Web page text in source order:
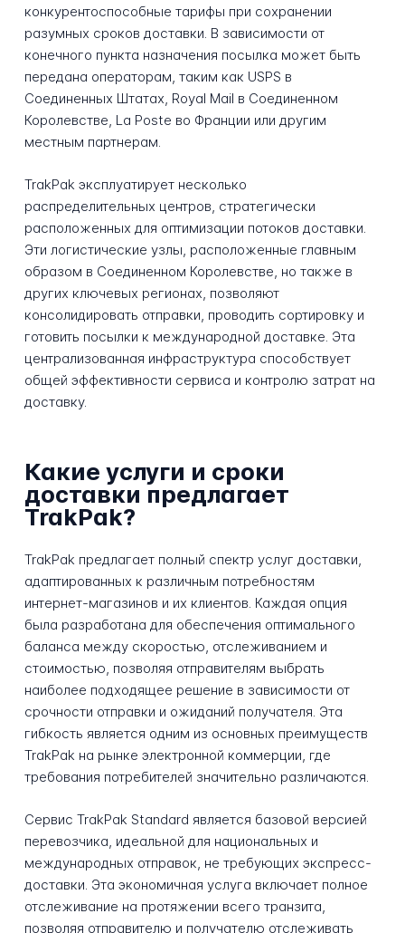
конкурентоспособные тарифы при сохранении
разумных сроков доставки. В зависимости от
конечного пункта назначения посылка может быть
передана операторам, таким как USPS в
Соединенных Штатах, Royal Mail в Соединенном
Королевстве, La Poste во Франции или другим
местным партнерам.
TrakPak эксплуатирует несколько
распределительных центров, стратегически
расположенных для оптимизации потоков доставки.
Эти логистические узлы, расположенные главным
образом в Соединенном Королевстве, но также в
других ключевых регионах, позволяют
консолидировать отправки, проводить сортировку и
готовить посылки к международной доставке. Эта
централизованная инфраструктура способствует
общей эффективности сервиса и контролю затрат на
доставку.
Какие услуги и сроки
доставки предлагает
TrakPak?
TrakPak предлагает полный спектр услуг доставки,
адаптированных к различным потребностям
интернет-магазинов и их клиентов. Каждая опция
была разработана для обеспечения оптимального
баланса между скоростью, отслеживанием и
стоимостью, позволяя отправителям выбрать
наиболее подходящее решение в зависимости от
срочности отправки и ожиданий получателя. Эта
гибкость является одним из основных преимуществ
TrakPak на рынке электронной коммерции, где
требования потребителей значительно различаются.
Сервис TrakPak Standard является базовой версией
перевозчика, идеальной для национальных и
международных отправок, не требующих экспресс-
доставки. Эта экономичная услуга включает полное
отслеживание на протяжении всего транзита,
позволяя отправителю и получателю отслеживать